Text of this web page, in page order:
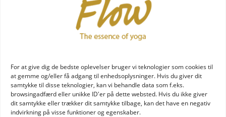
For at give dig de bedste oplevelser bruger vi teknologier som cookies til
at gemme og/eller få adgang til enhedsoplysninger. Hvis du giver dit
samtykke til disse teknologier, kan vi behandle data som f.eks.
browsingadfærd eller unikke ID'er på dette websted. Hvis du ikke giver
dit samtykke eller trækker dit samtykke tilbage, kan det have en negativ
indvirkning på visse funktioner og egenskaber.
YOGA læreruddannelse